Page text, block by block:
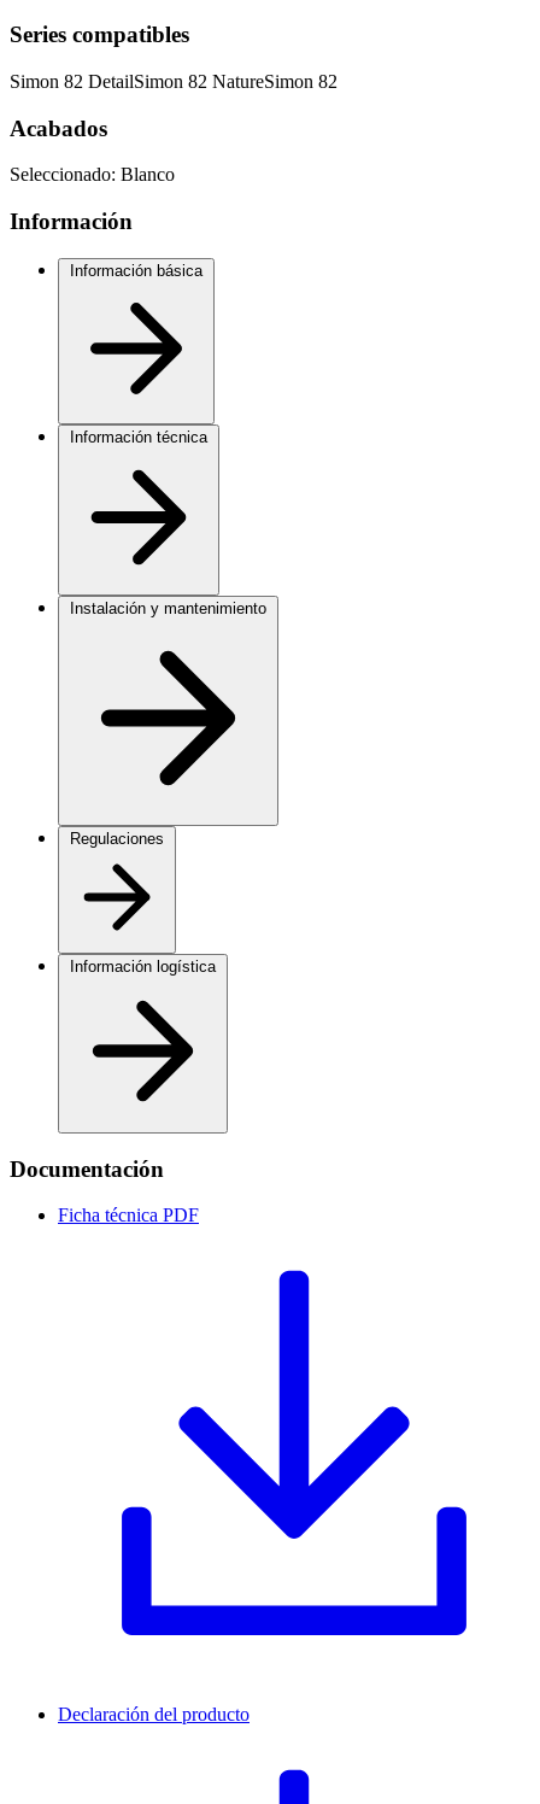
Series compatibles
Simon 82 DetailSimon 82 NatureSimon 82
Acabados
Seleccionado: Blanco
Información
Documentación
Ficha técnica PDF
Declaración del producto